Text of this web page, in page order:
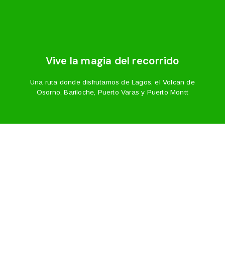
Vive la magia del recorrido
Una ruta donde disfrutamos de Lagos, el Volcan de
Osorno, Bariloche, Puerto Varas y Puerto Montt